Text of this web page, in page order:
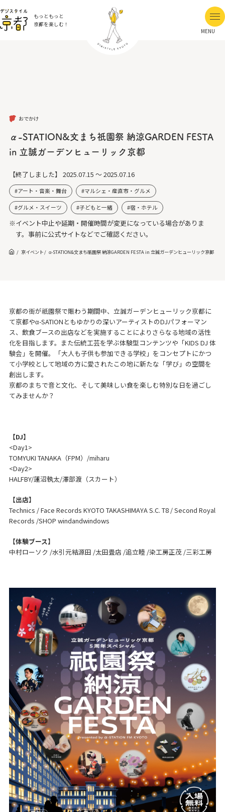
もっともっと
京都を楽しむ！
MENU
おでかけ
α-STATION&文まち祇園祭 納涼GARDEN FESTA
in 立誠ガーデンヒューリック京都
【終了しました】 2025.07.15 ～ 2025.07.16
アート・音楽・舞台 マルシェ・産直市・グルメ
グルメ・スイーツ 子どもと一緒 宿・ホテル
※イベント中止や延期・開催時間が変更になっている場合がありま
す。事前に公式サイトなどでご確認ください。
京イベント α-STATION&文まち祇園祭 納涼GARDEN FESTA in 立誠ガーデンヒューリック京都
京都の街が祇園祭で賑わう期間中、立誠ガーデンヒューリック京都に
て京都やα-SATIONともゆかりの深いアーティストのDJパフォーマン
ス、飲食ブースの出店などを実施することによりさらなる地域の活性
化を目指します。また伝統工芸を学ぶ体験型コンテンツや「KIDS DJ 体
験会」を開催。「大人も子供も参加できる学校」をコンセプトにかつ
て小学校として地域の方に愛されたこの地に新たな「学び」の空間を
創出します。
京都のまちで音と文化、そして美味しい食を楽しむ特別な日を過ごし
てみませんか？
【DJ】
<Day1>
TOMYUKI TANAKA（FPM）/miharu
<Day2>
HALFBY/蓮沼執太/澤部渡（スカート）
【出店】
Technics / Face Records KYOTO TAKASHIMAYA S.C. T8 / Second Royal
Records /SHOP windandwindows
【体験ブース】
中村ローソク /水引元結源田 /太田畳店 /追立睦 /染工房正茂 /三彩工房